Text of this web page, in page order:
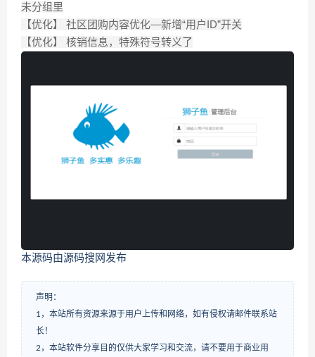
未分组里
【优化】 社区团购内容优化—新增“用户ID”开关
【优化】 核销信息，特殊符号转义了
本源码由源码搜网发布
声明：
1，本站所有资源来源于用户上传和网络，如有侵权请邮件联系站
长！
2，本站软件分享目的仅供大家学习和交流，请不要用于商业用